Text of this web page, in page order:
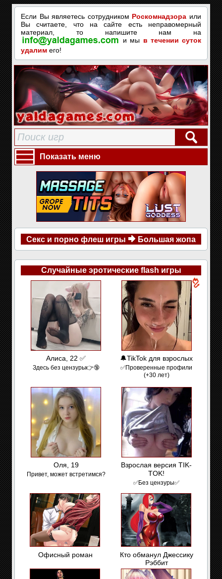
Если Вы являетесь сотрудником Роскомнадзора или
Вы считаете, что на сайте есть неправомерный
материал, то напишите нам на
и мы в течении суток
удалим его!
Показать меню
Секс и порно флеш игры Большая жопа
Случайные эротические flash игры
Алиса, 22 ✅
Здесь без цензуры👉🔞
🔔TikTok для взрослых
✅Проверенные профили
(+30 лет)
Оля, 19
Привет, может встретимся?
Взрослая версия TIK-
TOK!
✅Без цензуры✅
Офисный роман
Кто обманул Джессику
Рэббит